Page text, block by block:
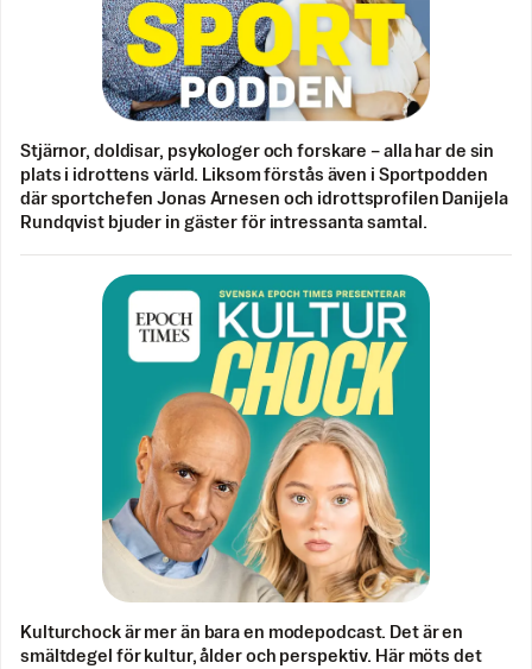
Stjärnor, doldisar, psykologer och forskare – alla har de sin
plats i idrottens värld. Liksom förstås även i Sportpodden
där sportchefen Jonas Arnesen och idrottsprofilen Danijela
Rundqvist bjuder in gäster för intressanta samtal.
Kulturchock är mer än bara en modepodcast. Det är en
smältdegel för kultur, ålder och perspektiv. Här möts det